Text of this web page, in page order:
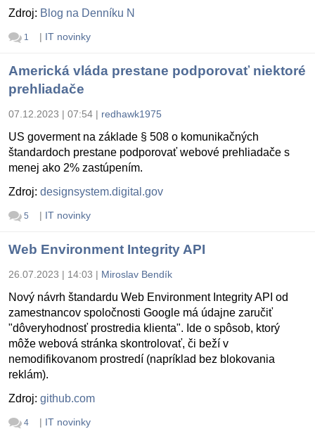
Zdroj: Blog na Denníku N
1 | IT novinky
Americká vláda prestane podporovať niektoré
prehliadače
07.12.2023 | 07:54 | redhawk1975
US goverment na základe § 508 o komunikačných
štandardoch prestane podporovať webové prehliadače s
menej ako 2% zastúpením.
Zdroj: designsystem.digital.gov
5 | IT novinky
Web Environment Integrity API
26.07.2023 | 14:03 | Miroslav Bendík
Nový návrh štandardu Web Environment Integrity API od
zamestnancov spoločnosti Google má údajne zaručiť
"dôveryhodnosť prostredia klienta". Ide o spôsob, ktorý
môže webová stránka skontrolovať, či beží v
nemodifikovanom prostredí (napríklad bez blokovania
reklám).
Zdroj: github.com
4 | IT novinky